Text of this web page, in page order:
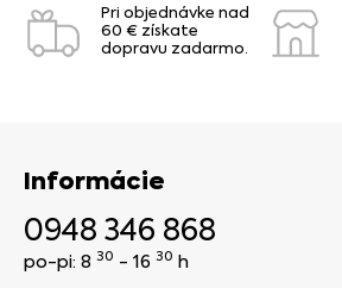
Pri objednávke nad
60 € získate
dopravu zadarmo.
Informácie
0948 346 868
po-pi: 8 30 - 16 30 h